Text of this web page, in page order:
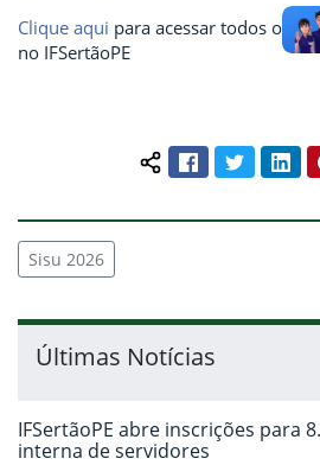
Clique aqui para acessar todos os
no IFSertãoPE
Compartilhar
FacebookTwitter
Sisu 2026
Últimas Notícias
IFSertãoPE abre inscrições para
interna de servidores